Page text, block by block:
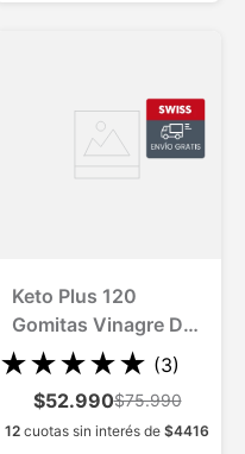
Keto Plus 120
Gomitas Vinagre De
Manzana Quema
Grasa Sin Azúcar
★★★★★ (3)
$52.990$75.990
12 cuotas sin interés de $4416